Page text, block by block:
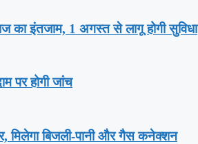
का इंतजाम, 1 अगस्‍त से लागू होगी सुविधा
पर होगी जांच
म‍िलेगा बिजली-पानी और गैस कनेक्‍शन